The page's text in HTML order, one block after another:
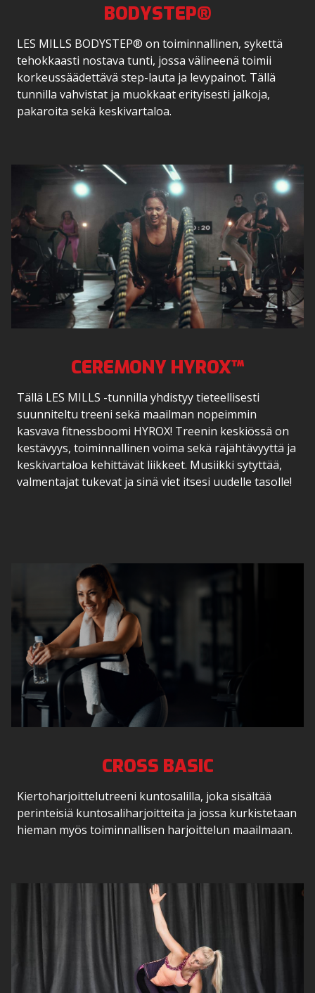
BODYSTEP®
LES MILLS BODYSTEP® on toiminnallinen, sykettä
tehokkaasti nostava tunti, jossa välineenä toimii
korkeussäädettävä step-lauta ja levypainot. Tällä
tunnilla vahvistat ja muokkaat erityisesti jalkoja,
pakaroita sekä keskivartaloa.
CEREMONY HYROX™
Tällä LES MILLS -tunnilla yhdistyy tieteellisesti
suunniteltu treeni sekä maailman nopeimmin
kasvava fitnessboomi HYROX! Treenin keskiössä on
kestävyys, toiminnallinen voima sekä räjähtävyyttä ja
keskivartaloa kehittävät liikkeet. Musiikki sytyttää,
valmentajat tukevat ja sinä viet itsesi uudelle tasolle!
CROSS BASIC
Kiertoharjoittelutreeni kuntosalilla, joka sisältää
perinteisiä kuntosaliharjoitteita ja jossa kurkistetaan
hieman myös toiminnallisen harjoittelun maailmaan.